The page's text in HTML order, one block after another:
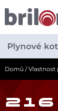
obsah
Plynové
Domů / Vlastnost
216